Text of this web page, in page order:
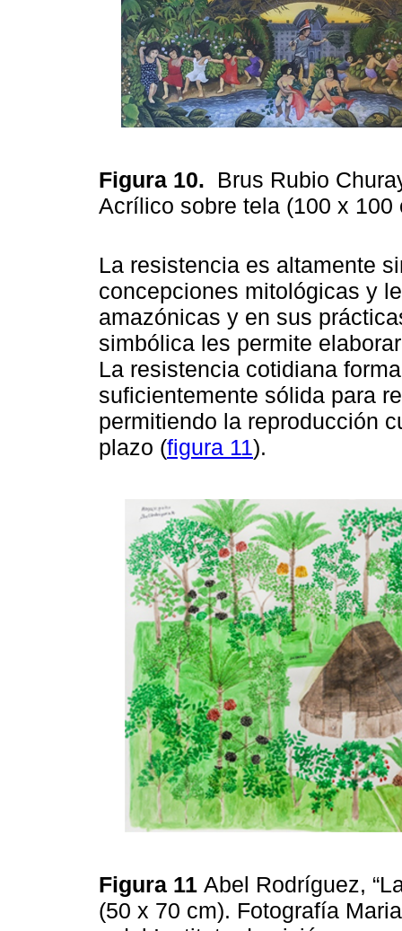
Figura 10. Brus Rubio
Acrílico sobre tela (100 x
La resistencia es altamente
concepciones mitológicas y
amazónicas y en sus
simbólica les permite
La resistencia cotidiana
suficientemente sólida para
permitiendo la reproducción
plazo (figura 11).
Figura 11 Abel Rodríguez,
(50 x 70 cm). Fotografía